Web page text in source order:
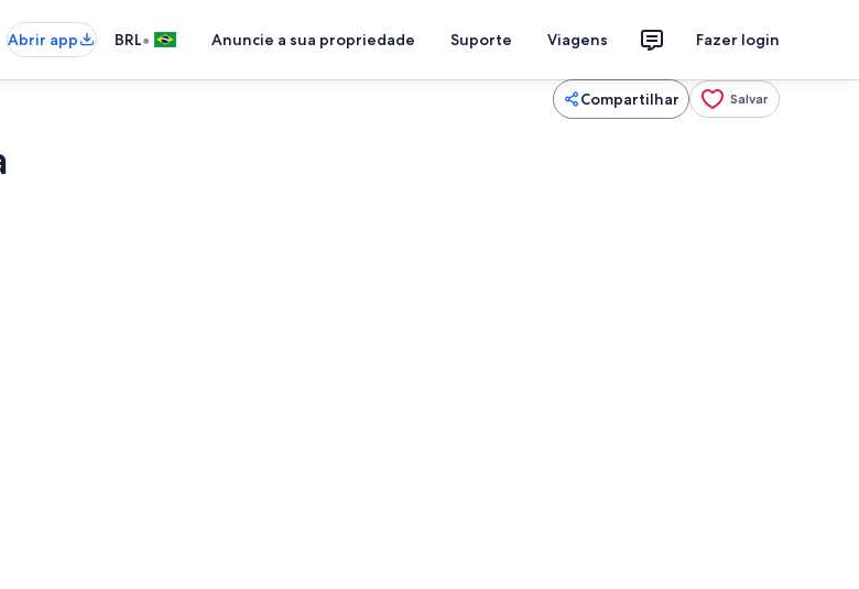
Abrir app BRL• Anuncie a sua propriedade Suporte Viagens Fazer login
Compartilhar Salvar